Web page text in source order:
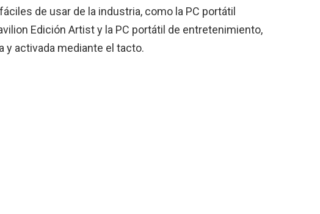
de usar de la industria, como la PC portátil
Edición Artist y la PC portátil de entretenimiento,
y activada mediante el tacto.